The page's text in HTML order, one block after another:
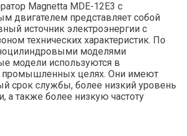
Magnetta MDE-12E3 с
двигателем представляет собой
источник электроэнергии с
технических характеристик. По
моделями
модели используются в
промышленных целях. Они имеют
срок службы, более низкий уровень
а также более низкую частоту